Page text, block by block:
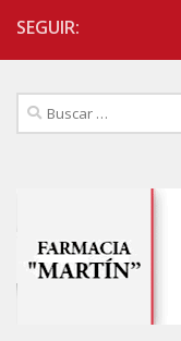
SEGUIR:
Buscar: